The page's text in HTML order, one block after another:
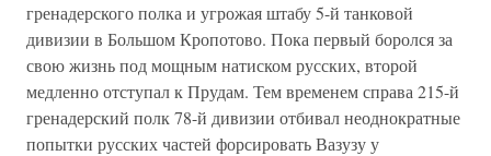
гренадерского полка и угрожая штабу 5-й танковой
дивизии в Большом Кропотово. Пока первый боролся за
свою жизнь под мощным натиском русских, второй
медленно отступал к Прудам. Тем временем справа 215-й
гренадерский полк 78-й дивизии отбивал неоднократные
попытки русских частей форсировать Вазузу у